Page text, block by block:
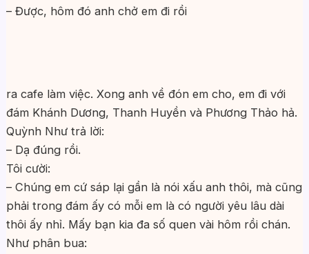
– Được, hôm đó anh chở em đi rồi
ra cafe làm việc. Xong anh về đón em cho, em đi với
đám Khánh Dương, Thanh Huyền và Phương Thảo hả.
Quỳnh Như trả lời:
– Dạ đúng rồi.
Tôi cười:
– Chúng em cứ sáp lại gần là nói xấu anh thôi, mà cũng
phải trong đám ấy có mỗi em là có người yêu lâu dài
thôi ấy nhỉ. Mấy bạn kia đa số quen vài hôm rồi chán.
Như phân bua: